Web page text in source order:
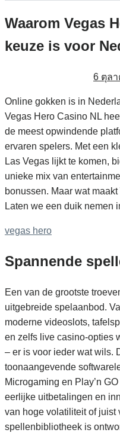
Waarom Vegas
keuze is voor
6 ตุล
Online gokken is in
Vegas Hero Casino NL
de meest opwindende
ervaren spelers. Met een
Las Vegas lijkt te komen,
unieke mix van
bonussen. Maar wat
Laten we een duik nemen
vegas hero
Spannende
Een van de grootste
uitgebreide spelaanbod.
moderne videoslots,
en zelfs live casino-opties
– er is voor ieder wat wils.
toonaangevende
Microgaming en Play’n
eerlijke uitbetalingen en
van hoge volatiliteit of juist
spellenbibliotheek is